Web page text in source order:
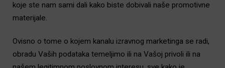
koje ste nam sami dali kako biste dobivali naše promotivne
materijale.
Ovisno o tome o kojem kanalu izravnog marketinga se radi,
obradu Vaših podataka temeljimo ili na Vašoj privoli ili na